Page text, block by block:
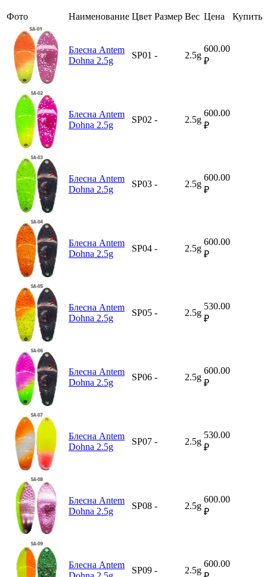
Фото Наименование Цвет Размер Вес Цена Купить
Блесна Antem
Dohna 2.5g
SP01 - 2.5g
600.00
₽
Блесна Antem
Dohna 2.5g
SP02 - 2.5g
600.00
₽
Блесна Antem
Dohna 2.5g
SP03 - 2.5g
600.00
₽
Блесна Antem
Dohna 2.5g
SP04 - 2.5g
600.00
₽
Блесна Antem
Dohna 2.5g
SP05 - 2.5g
530.00
₽
Блесна Antem
Dohna 2.5g
SP06 - 2.5g
600.00
₽
Блесна Antem
Dohna 2.5g
SP07 - 2.5g
530.00
₽
Блесна Antem
Dohna 2.5g
SP08 - 2.5g
600.00
₽
Блесна Antem
SP09 - 2.5g
600.00